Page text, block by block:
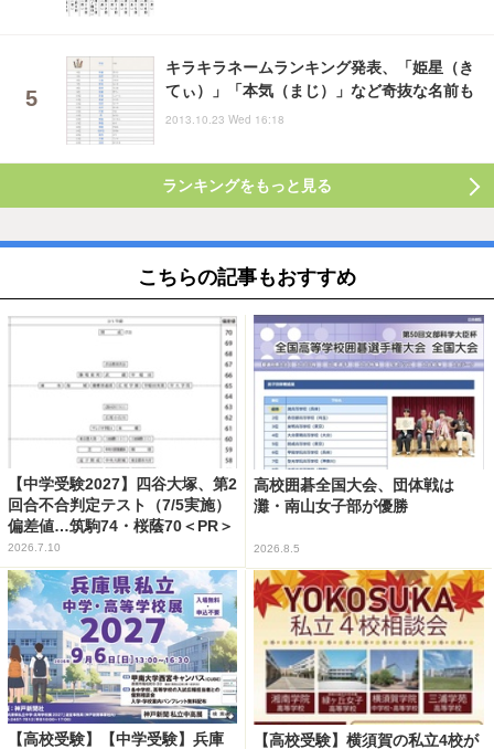
キラキラネームランキング発表、「姫星（き
てぃ）」「本気（まじ）」など奇抜な名前も
2013.10.23 Wed 16:18
ランキングをもっと見る
こちらの記事もおすすめ
【中学受験2027】四谷大塚、第2
回合不合判定テスト（7/5実施）
偏差値…筑駒74・桜蔭70＜PR＞
2026.7.10
高校囲碁全国大会、団体戦は
灘・南山女子部が優勝
2026.8.5
【高校受験】【中学受験】兵庫
【高校受験】横須賀の私立4校が